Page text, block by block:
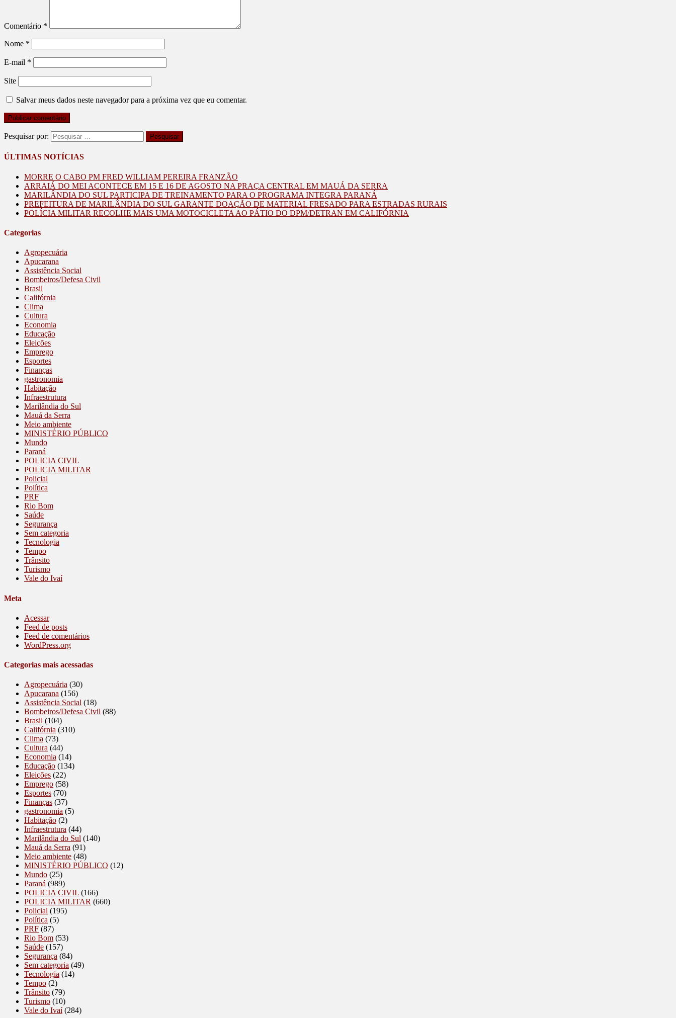
Comentário *
Nome *
E-mail *
Site
Salvar meus dados neste navegador para a próxima vez que eu comentar.
Pesquisar por:
ÚLTIMAS NOTÍCIAS
MORRE O CABO PM FRED WILLIAM PEREIRA FRANZÃO
ARRAIÁ DO MEI ACONTECE EM 15 E 16 DE AGOSTO NA PRAÇA CENTRAL EM MAUÁ DA SERRA
MARILÂNDIA DO SUL PARTICIPA DE TREINAMENTO PARA O PROGRAMA INTEGRA PARANÁ
PREFEITURA DE MARILÂNDIA DO SUL GARANTE DOAÇÃO DE MATERIAL FRESADO PARA ESTRADAS RURAIS
POLÍCIA MILITAR RECOLHE MAIS UMA MOTOCICLETA AO PÁTIO DO DPM/DETRAN EM CALIFÓRNIA
Categorias
Agropecuária
Apucarana
Assistência Social
Bombeiros/Defesa Civil
Brasil
Califórnia
Clima
Cultura
Economia
Educação
Eleições
Emprego
Esportes
Finanças
gastronomia
Habitação
Infraestrutura
Marilândia do Sul
Mauá da Serra
Meio ambiente
MINISTÉRIO PÚBLICO
Mundo
Paraná
POLICIA CIVIL
POLICIA MILITAR
Policial
Política
PRF
Rio Bom
Saúde
Segurança
Sem categoria
Tecnologia
Tempo
Trânsito
Turismo
Vale do Ivaí
Meta
Acessar
Feed de posts
Feed de comentários
WordPress.org
Categorias mais acessadas
Agropecuária (30)
Apucarana (156)
Assistência Social (18)
Bombeiros/Defesa Civil (88)
Brasil (104)
Califórnia (310)
Clima (73)
Cultura (44)
Economia (14)
Educação (134)
Eleições (22)
Emprego (58)
Esportes (70)
Finanças (37)
gastronomia (5)
Habitação (2)
Infraestrutura (44)
Marilândia do Sul (140)
Mauá da Serra (91)
Meio ambiente (48)
MINISTÉRIO PÚBLICO (12)
Mundo (25)
Paraná (989)
POLICIA CIVIL (166)
POLICIA MILITAR (660)
Policial (195)
Política (5)
PRF (87)
Rio Bom (53)
Saúde (157)
Segurança (84)
Sem categoria (49)
Tecnologia (14)
Tempo (2)
Trânsito (79)
Turismo (10)
Vale do Ivaí(284)